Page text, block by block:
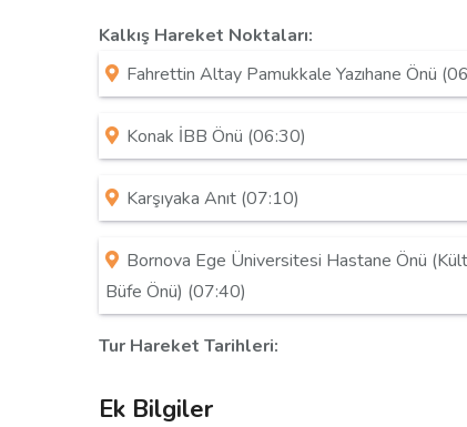
Kalkış Hareket Noktaları:
Fahrettin Altay Pamukkale Yazıhane Önü
Konak İBB Önü (06:30)
Karşıyaka Anıt (07:10)
Bornova Ege Üniversitesi Hastane Önü
Büfe Önü) (07:40)
Tur Hareket Tarihleri:
Ek Bilgiler